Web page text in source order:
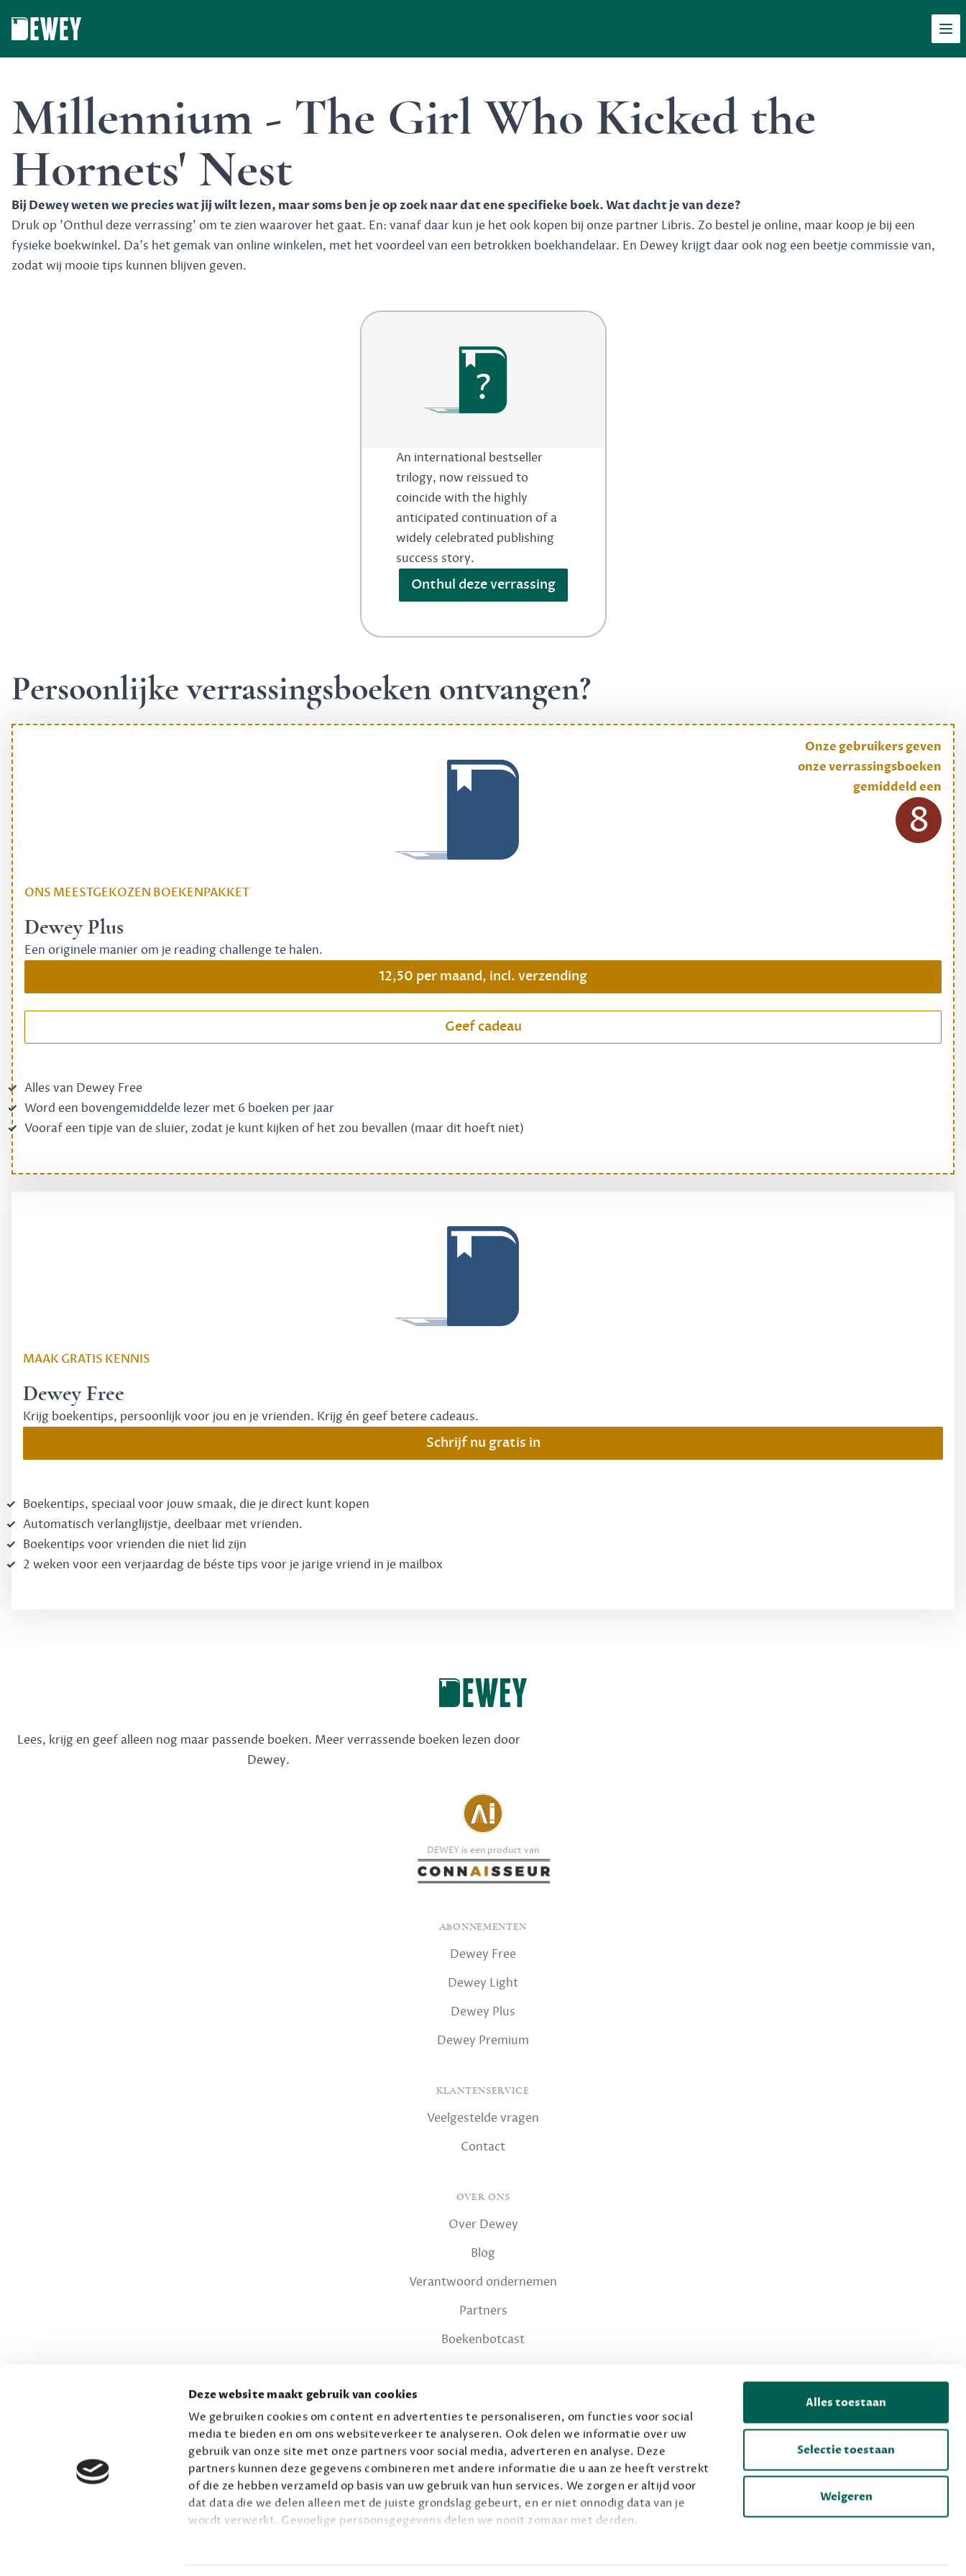
Deze website maakt gebruik van cookies
We gebruiken cookies om content en advertenties te personaliseren, om functies voor social
media te bieden en om ons websiteverkeer te analyseren. Ook delen we informatie over uw
gebruik van onze site met onze partners voor social media, adverteren en analyse. Deze
partners kunnen deze gegevens combineren met andere informatie die u aan ze heeft verstrekt
of die ze hebben verzameld op basis van uw gebruik van hun services. We zorgen er altijd voor
dat data die we delen alleen met de juiste grondslag gebeurt, en er niet onnodig data van je
wordt verwerkt. Gevoelige persoonsgegevens delen we nooit zomaar met derden.
Alles toestaan
Selectie toestaan
Weigeren
Millennium - The Girl Who Kicked the
Hornets' Nest
Bij Dewey weten we precies wat jij wilt lezen, maar soms ben je op zoek naar dat ene specifieke boek. Wat dacht je van deze?
Druk op 'Onthul deze verrassing' om te zien waarover het gaat. En: vanaf daar kun je het ook kopen bij onze partner Libris. Zo bestel je online, maar koop je bij een
fysieke boekwinkel. Da's het gemak van online winkelen, met het voordeel van een betrokken boekhandelaar. En Dewey krijgt daar ook nog een beetje commissie van,
zodat wij mooie tips kunnen blijven geven.
?
An international bestseller
trilogy, now reissued to
coincide with the highly
anticipated continuation of a
widely celebrated publishing
success story.
Onthul deze verrassing
Persoonlijke verrassingsboeken ontvangen?
ONS MEESTGEKOZEN BOEKENPAKKET
Dewey Plus
Een originele manier om je reading challenge te halen.
12,50 per maand, incl. verzending
Geef cadeau
Alles van Dewey Free
Word een bovengemiddelde lezer met 6 boeken per jaar
Vooraf een tipje van de sluier, zodat je kunt kijken of het zou bevallen (maar dit hoeft niet)
Onze gebruikers geven
onze verrassingsboeken
gemiddeld een
8
MAAK GRATIS KENNIS
Dewey Free
Krijg boekentips, persoonlijk voor jou en je vrienden. Krijg én geef betere cadeaus.
Schrijf nu gratis in
Boekentips, speciaal voor jouw smaak, die je direct kunt kopen
Automatisch verlanglijstje, deelbaar met vrienden.
Boekentips voor vrienden die niet lid zijn
2 weken voor een verjaardag de béste tips voor je jarige vriend in je mailbox
Lees, krijg en geef alleen nog maar passende boeken. Meer verrassende boeken lezen door
Dewey.
DEWEY is een product van
ABONNEMENTEN
Dewey Free
Dewey Light
Dewey Plus
Dewey Premium
KLANTENSERVICE
Veelgestelde vragen
Contact
OVER ONS
Over Dewey
Blog
Verantwoord ondernemen
Partners
Boekenbotcast
Privacy
Voorwaarden
© 2026 Connaisseur B.V.